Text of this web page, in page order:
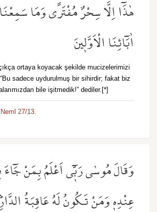
هٰذَٓا اِلَّا سِحْرٌ مُفْتَرًى وَمَا
اٰبَٓائِنَا الْاَوَّل۪ينَ
ortaya koyacak şekilde mucizelerimizi
sadece uydurulmuş bir sihirdir; fakat biz
bile işitmedik!” dediler.[*]
Neml 27/13.
وَقَالَ مُوسٰى رَبّ۪ٓي اَعْلَمُ بِمَنْ
عِنْدِه۪ وَمَنْ تَكُونُ لَهُ عَاقِبَةُ